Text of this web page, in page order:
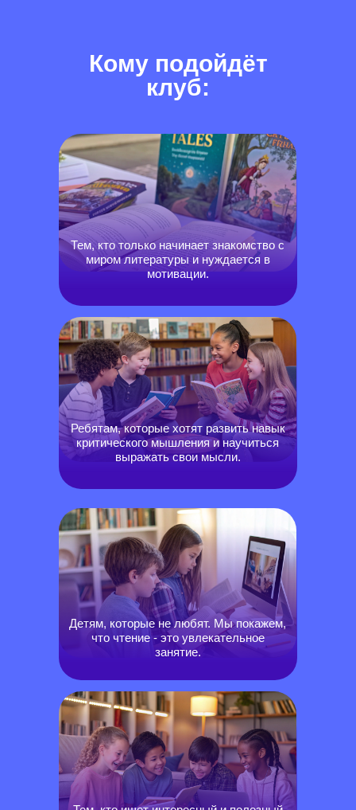
Кому подойдёт
клуб:
Тем, кто только начинает знакомство с
миром литературы и нуждается в
мотивации.
Ребятам, которые хотят развить навык
критического мышления и научиться
выражать свои мысли.
Детям, которые не любят. Мы покажем,
что чтение - это увлекательное
занятие.